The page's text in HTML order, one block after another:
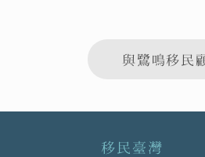
與鷺鳴移民
移民臺灣